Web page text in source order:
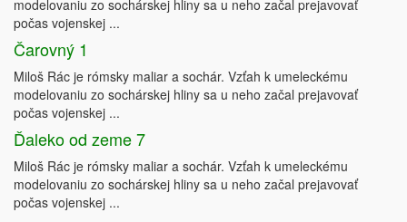
modelovaniu zo sochárskej hliny sa u neho začal prejavovať
počas vojenskej ...
Čarovný 1
Miloš Rác je rómsky maliar a sochár. Vzťah k umeleckému
modelovaniu zo sochárskej hliny sa u neho začal prejavovať
počas vojenskej ...
Ďaleko od zeme 7
Miloš Rác je rómsky maliar a sochár. Vzťah k umeleckému
modelovaniu zo sochárskej hliny sa u neho začal prejavovať
počas vojenskej ...